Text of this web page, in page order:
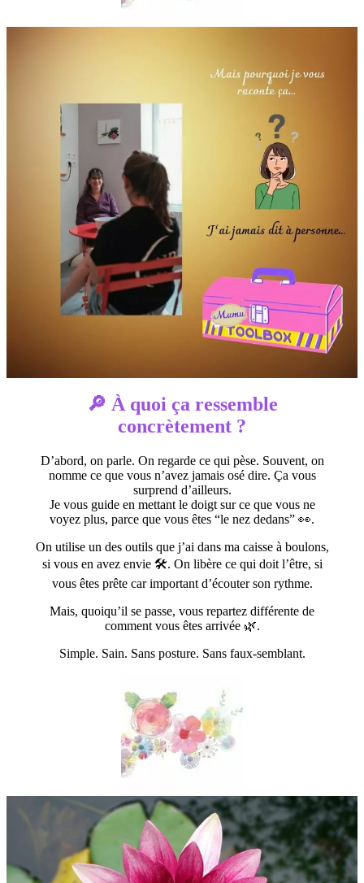
🔎 À quoi ça ressemble
concrètement ?
D’abord, on parle. On regarde ce qui pèse. Souvent, on
nomme ce que vous n’avez jamais osé dire. Ça vous
surprend d’ailleurs.
Je vous guide en mettant le doigt sur ce que vous ne
voyez plus, parce que vous êtes “le nez dedans” 👀.
On utilise un des outils que j’ai dans ma caisse à boulons,
si vous en avez envie 🛠️. On libère ce qui doit l’être, si
vous êtes prête car important d’écouter son rythme.
Mais, quoiqu’il se passe, vous repartez différente de
comment vous êtes arrivée 🌿.
Simple. Sain. Sans posture. Sans faux-semblant.